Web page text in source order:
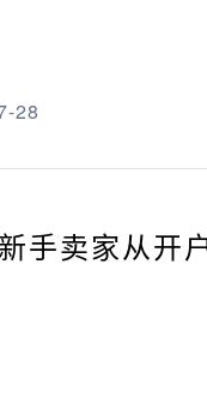
28
手卖家从开